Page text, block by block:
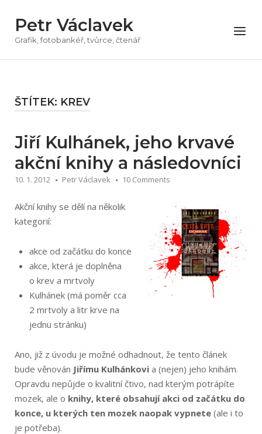
obsah
Petr Václavek
Grafik, fotobankéř, tvůrce, čtenář
Menu
ŠTÍTEK: KREV
Jiří Kulhánek, jeho krvavé
akční knihy a následovníci
10. 1. 2012 Petr Václavek 10 Comments
Akční knihy se dělí na několik
kategorií:
akce od začátku do konce
akce, která je doplněna
o krev a mrtvoly
Kulhánek (má poměr cca
2 mrtvoly a litr krve na
jednu stránku)
Ano, již z úvodu je možné odhadnout, že tento článek
bude věnován Jiřímu Kulhánkovi a (nejen) jeho knihám.
Opravdu nepůjde o kvalitní čtivo, nad kterým potrápíte
mozek, ale o knihy, které obsahují akci od začátku do
konce, u kterých ten mozek naopak vypnete (ale i to
je potřeba).